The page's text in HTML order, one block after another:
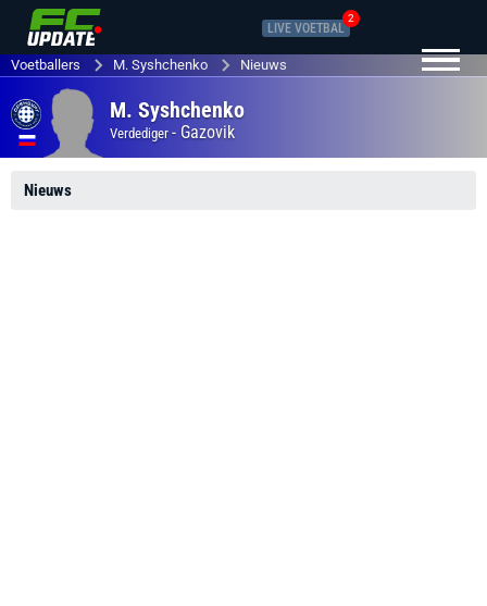
LIVE VOETBAL
2
Voetballers M. Syshchenko Nieuws
M. Syshchenko
Verdediger - Gazovik
Nieuws